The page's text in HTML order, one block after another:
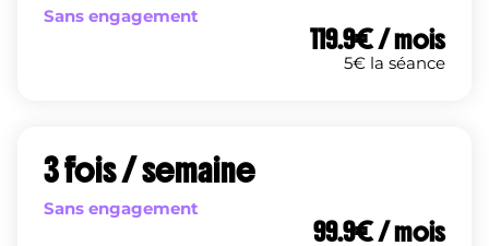
Sans engagement
119.9€ / mois
5€ la séance
3 fois / semaine
Sans engagement
99.9€ / mois